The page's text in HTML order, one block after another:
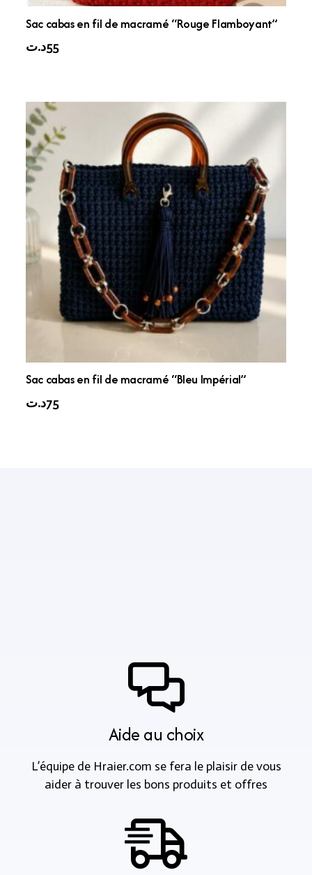
Sac cabas en fil de macramé “Rouge Flamboyant”
55د.ت
Sac cabas en fil de macramé “Bleu Impérial”
75د.ت
Aide au choix
L’équipe de Hraier.com se fera le plaisir de vous
aider à trouver les bons produits et offres